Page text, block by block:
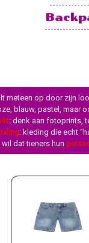
meteen op door zijn
blauw, pastel, maar
: denk aan fotoprints,
: kleding die echt
dat tieners hun